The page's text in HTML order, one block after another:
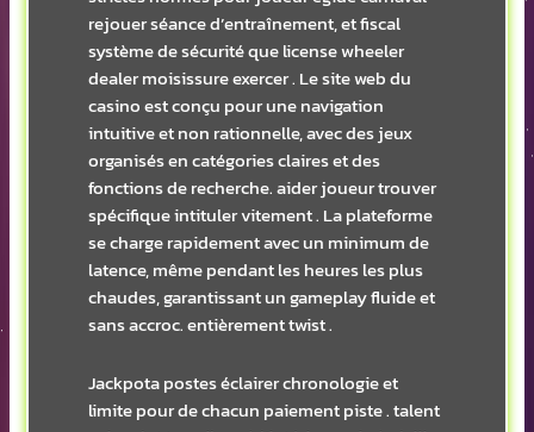
rejouer séance d’entraînement, et fiscal
système de sécurité que license wheeler
dealer moisissure exercer . Le site web du
casino est conçu pour une navigation
intuitive et non rationnelle, avec des jeux
organisés en catégories claires et des
fonctions de recherche. aider joueur trouver
spécifique intituler vitement . La plateforme
se charge rapidement avec un minimum de
latence, même pendant les heures les plus
chaudes, garantissant un gameplay fluide et
sans accroc. entièrement twist .
Jackpota postes éclairer chronologie et
limite pour de chacun paiement piste . talent